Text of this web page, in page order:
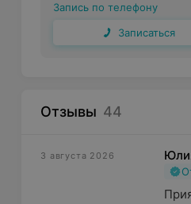
Коррекция и
Запись по телефону
Записаться
Отзывы 44
3 августа 2026